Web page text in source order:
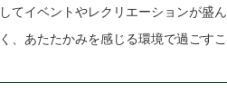
てイベントやレクリエーションが盛ん
、あたたかみを感じる環境で過ごすこ